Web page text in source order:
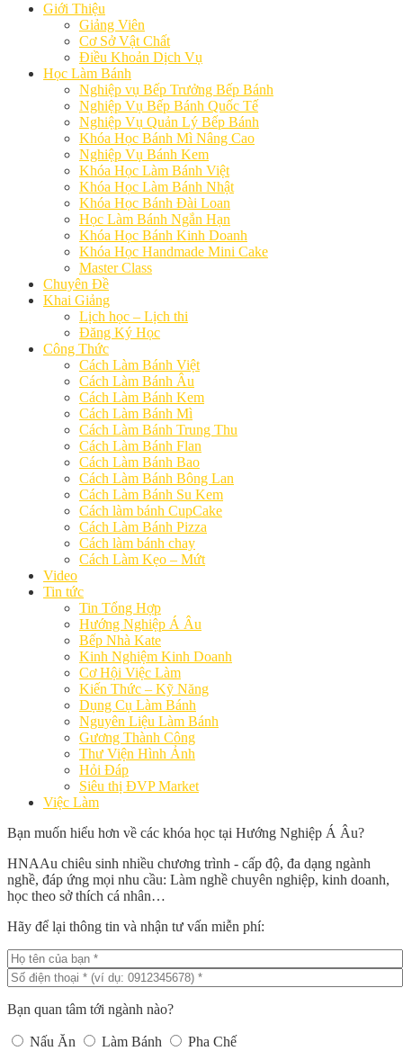
Giới Thiệu
Giảng Viên
Cơ Sở Vật Chất
Điều Khoản Dịch Vụ
Học Làm Bánh
Nghiệp vụ Bếp Trưởng Bếp Bánh
Nghiệp Vụ Bếp Bánh Quốc Tế
Nghiệp Vụ Quản Lý Bếp Bánh
Khóa Học Bánh Mì Nâng Cao
Nghiệp Vụ Bánh Kem
Khóa Học Làm Bánh Việt
Khóa Học Làm Bánh Nhật
Khóa Học Bánh Đài Loan
Học Làm Bánh Ngắn Hạn
Khóa Học Bánh Kinh Doanh
Khóa Học Handmade Mini Cake
Master Class
Chuyên Đề
Khai Giảng
Lịch học – Lịch thi
Đăng Ký Học
Công Thức
Cách Làm Bánh Việt
Cách Làm Bánh Âu
Cách Làm Bánh Kem
Cách Làm Bánh Mì
Cách Làm Bánh Trung Thu
Cách Làm Bánh Flan
Cách Làm Bánh Bao
Cách Làm Bánh Bông Lan
Cách Làm Bánh Su Kem
Cách làm bánh CupCake
Cách Làm Bánh Pizza
Cách làm bánh chay
Cách Làm Kẹo – Mứt
Video
Tin tức
Tin Tổng Hợp
Hướng Nghiệp Á Âu
Bếp Nhà Kate
Kinh Nghiệm Kinh Doanh
Cơ Hội Việc Làm
Kiến Thức – Kỹ Năng
Dụng Cụ Làm Bánh
Nguyên Liệu Làm Bánh
Gương Thành Công
Thư Viện Hình Ảnh
Hỏi Đáp
Siêu thị ĐVP Market
Việc Làm
Bạn muốn hiểu hơn về các khóa học tại Hướng Nghiệp Á Âu?
HNAAu chiêu sinh nhiều chương trình - cấp độ, đa dạng ngành
nghề, đáp ứng mọi nhu cầu: Làm nghề chuyên nghiệp, kinh doanh,
học theo sở thích cá nhân…
Hãy để lại thông tin và nhận tư vấn miễn phí:
Bạn quan tâm tới ngành nào?
Nấu Ăn Làm Bánh
Pha Chế